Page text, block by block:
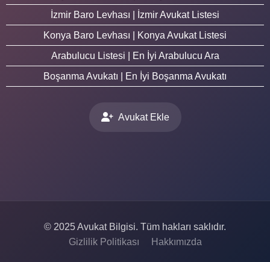
İzmir Baro Levhası | İzmir Avukat Listesi
Konya Baro Levhası | Konya Avukat Listesi
Arabulucu Listesi | En İyi Arabulucu Ara
Boşanma Avukatı | En İyi Boşanma Avukatı
Avukat Ekle
© 2025 Avukat Bilgisi. Tüm hakları saklıdır.
Gizlilik Politikası
Hakkımızda